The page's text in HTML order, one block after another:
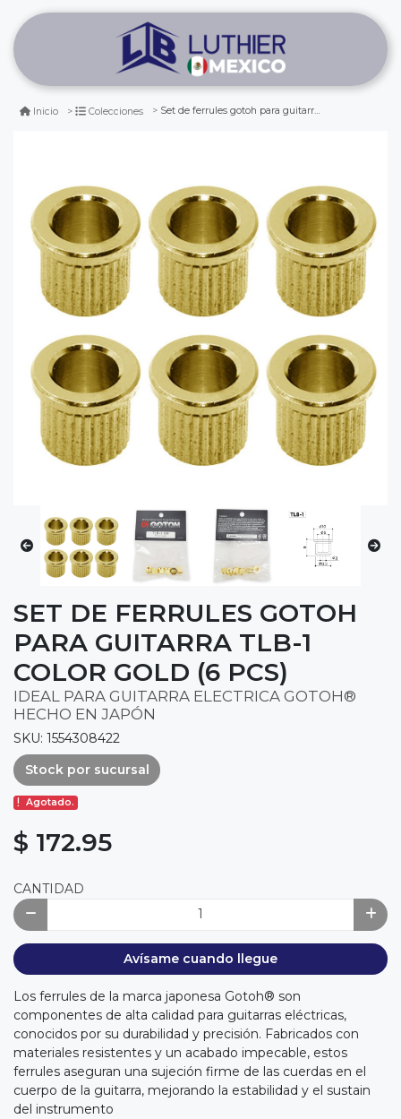
Inicio Colecciones Set de ferrules gotoh para guitarra tlb-1 color gold (6 pcs)
SET DE FERRULES GOTOH
PARA GUITARRA TLB-1
COLOR GOLD (6 PCS)
IDEAL PARA GUITARRA ELECTRICA GOTOH®
HECHO EN JAPÓN
SKU: 1554308422
Stock por sucursal
Agotado.
$ 172.95
CANTIDAD
Avísame cuando llegue
Los ferrules de la marca japonesa Gotoh® son
componentes de alta calidad para guitarras eléctricas,
conocidos por su durabilidad y precisión. Fabricados con
materiales resistentes y un acabado impecable, estos
ferrules aseguran una sujeción firme de las cuerdas en el
cuerpo de la guitarra, mejorando la estabilidad y el sustain
del instrumento